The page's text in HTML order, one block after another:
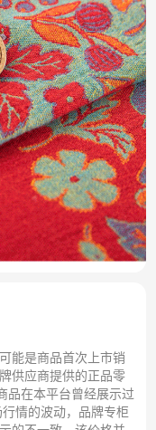
能是商品首次上市销
供应商提供的正品零
品在本平台曾经展示过
情的波动，品牌专柜